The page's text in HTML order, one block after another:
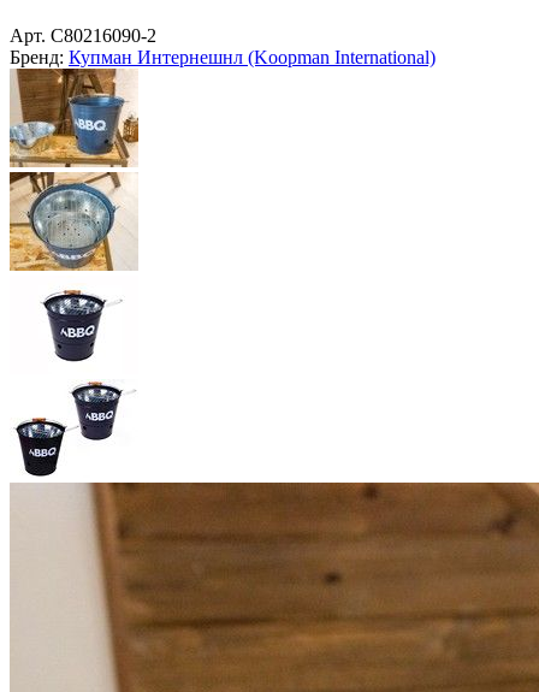
Арт. C80216090-2
Бренд: Купман Интернешнл (Koopman International)